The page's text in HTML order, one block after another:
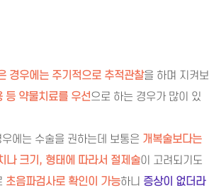
경우에는 주기적으로 추적관찰을 하며 지켜보
등 약물치료를 우선으로 하는 경우가 많이 있
에는 수술을 권하는데 보통은 개복술보다는
나 크기, 형태에 따라서 절제술이 고려되기도
초음파검사로 확인이 가능하니 증상이 없더라